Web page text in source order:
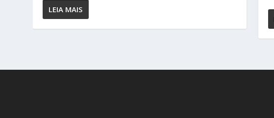
LEIA MAIS